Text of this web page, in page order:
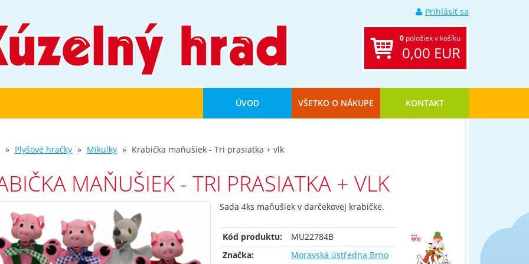
Prihlásiť sa
0 položiek v košíku
0,00 EUR
ÚVOD VŠETKO O NÁKUPE KONTAKT
Plyšové hračky Mikulky Krabička maňušiek - Tri prasiatka + vlk
MAŇUŠIEK - TRI PRASIATKA + VLK
Sada 4ks maňušiek v darčekovej krabičke.
Kód produktu:
MU22784B
Značka:
Moravská ústředna Brno